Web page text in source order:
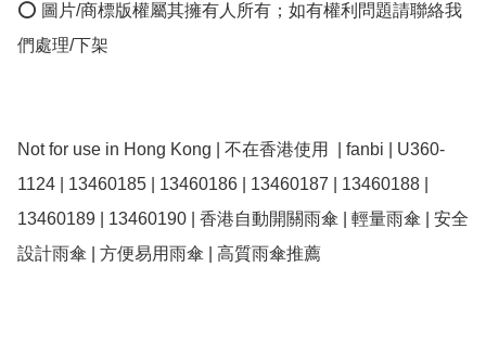
⭕ 圖片/商標版權屬其擁有人所有；如有權利問題請聯絡我
們處理/下架
Not for use in Hong Kong | 不在香港使用  | fanbi | U360-
1124 | 13460185 | 13460186 | 13460187 | 13460188 |
13460189 | 13460190 | 香港自動開關雨傘 | 輕量雨傘 | 安全
設計雨傘 | 方便易用雨傘 | 高質雨傘推薦